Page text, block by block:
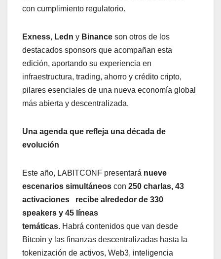
con cumplimiento regulatorio.
Exness, Ledn y Binance son otros de los
destacados sponsors que acompañan esta
edición, aportando su experiencia en
infraestructura, trading, ahorro y crédito cripto,
pilares esenciales de una nueva economía global
más abierta y descentralizada.
Una agenda que refleja una década de
evolución
Este año, LABITCONF presentará nueve
escenarios simultáneos con 250 charlas, 43
activaciones
recibe alrededor de 330
speakers y 45 líneas
temáticas. Habrá contenidos que van desde
Bitcoin y las finanzas descentralizadas hasta la
tokenización de activos, Web3, inteligencia